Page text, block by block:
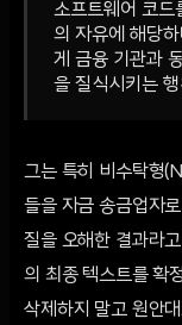
소프트웨어 코드
의 자유에 해당
게 금융 기관과
을 질식시키는 행
그는 특히 비수탁형
들을 자금 송금업자
질을 오해한 결과라
의 최종 텍스트를 확
삭제하지 말고 원안